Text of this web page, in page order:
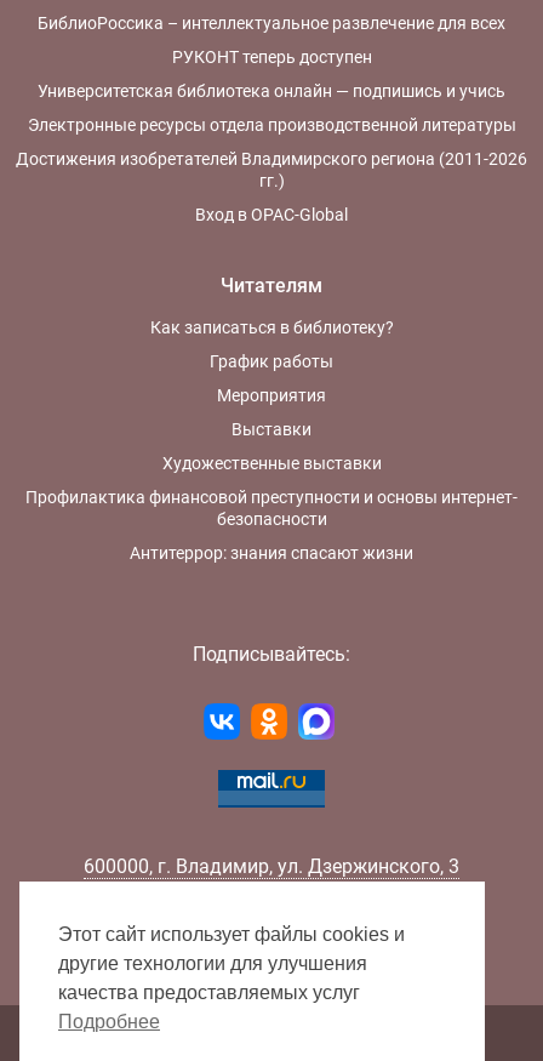
БиблиоРоссика – интеллектуальное развлечение для всех
РУКОНТ теперь доступен
Университетская библиотека онлайн — подпишись и учись
Электронные ресурсы отдела производственной литературы
Достижения изобретателей Владимирского региона (2011-2026
гг.)
Вход в OPAC-Global
Читателям
Как записаться в библиотеку?
График работы
Мероприятия
Выставки
Художественные выставки
Профилактика финансовой преступности и основы интернет-
безопасности
Антитеррор: знания спасают жизни
Подписывайтесь:
600000, г. Владимир, ул. Дзержинского, 3
Факс:
+7 (4922) 32-52-88
E-mail:
info@lib33.ru
Этот сайт использует файлы cookies и
другие технологии для улучшения
качества предоставляемых услуг
Подробнее